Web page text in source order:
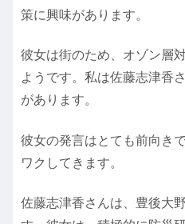
策に興味があります。
彼女は街のため、オゾン層
ようです。私は佐藤志津香
があります。
彼女の発言はとても前向き
ワクしてきます。
佐藤志津香さんは、豊後大